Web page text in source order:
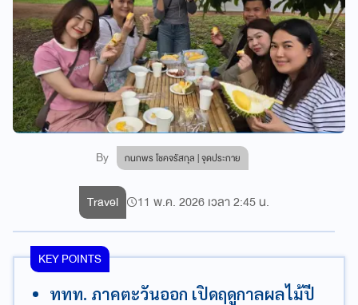
By กนกพร โชคจรัสกุล | จุดประกาย
Travel 11 พ.ค. 2026 เวลา 2:45 น.
KEY POINTS
ททท. ภาคตะวันออก เปิดฤดูกาลผลไม้ปี